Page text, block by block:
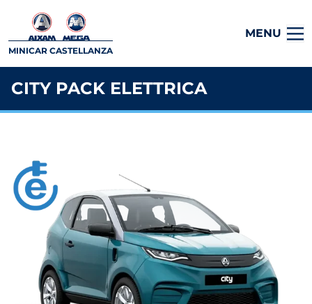
MINICAR CASTELLANZA
MENU
CITY PACK ELETTRICA